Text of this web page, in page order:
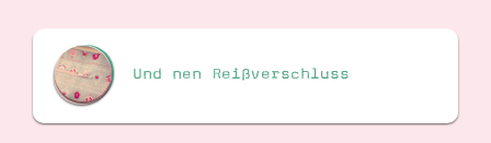
Und nen Reißverschluss